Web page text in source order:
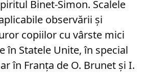
Binet-Simon. Scalele
observării și
copiilor cu vârste mici
în Statele Unite, în special
în Franța de O. Brunet și I.